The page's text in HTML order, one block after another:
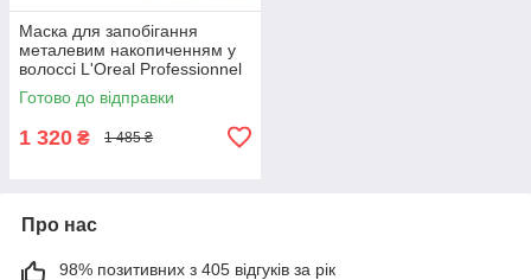
Маска для запобігання
металевим накопиченням у
волоссі L'Oreal Professionnel
Serie Expert Metal Detox
500мл
Готово до відправки
1 320 ₴ 1 485 ₴
Про нас
98% позитивних з 405 відгуків за рік